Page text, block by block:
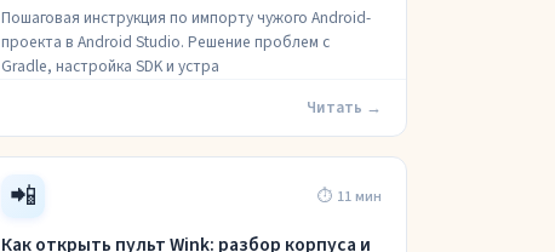
Пошаговая инструкция по импорту чужого Android-
проекта в Android Studio. Решение проблем с
Gradle, настройка SDK и устра
Читать →
📲 ⏱ 11 мин
Как открыть пульт Wink: разбор корпуса и